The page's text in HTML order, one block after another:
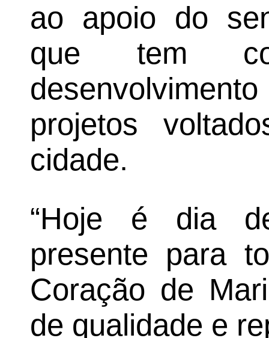
ao apoio do
que tem
projetos
cidade.
“Hoje é dia
presente para
Coração de
de qualidade e